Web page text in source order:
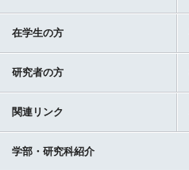
在学生の方
研究者の方
関連リンク
学部・研究科紹介